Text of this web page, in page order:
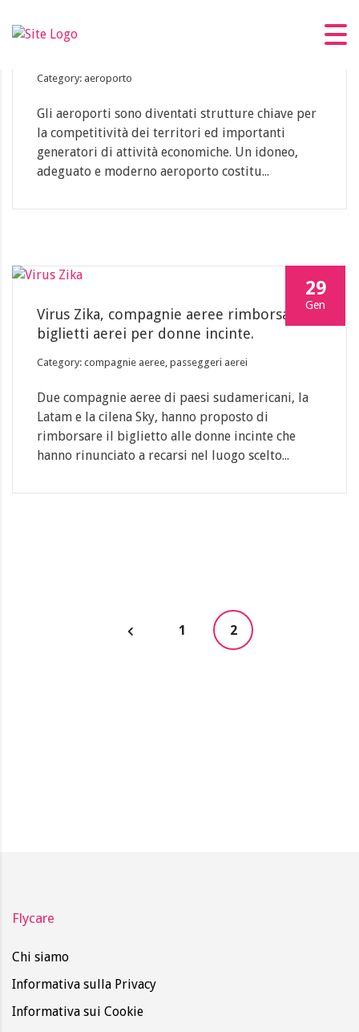
01
Category: aeroporto
Gli aeroporti sono diventati strutture chiave per
la competitività dei territori ed importanti
generatori di attività economiche. Un idoneo,
adeguato e moderno aeroporto costitu...
29
Gen
Virus Zika, compagnie aeree rimborsano i
biglietti aerei per donne incinte.
Category: compagnie aeree, passeggeri aerei
Due compagnie aeree di paesi sudamericani, la
Latam e la cilena Sky, hanno proposto di
rimborsare il biglietto alle donne incinte che
hanno rinunciato a recarsi nel luogo scelto...
1 2
Flycare
Chi siamo
Informativa sulla Privacy
Informativa sui Cookie